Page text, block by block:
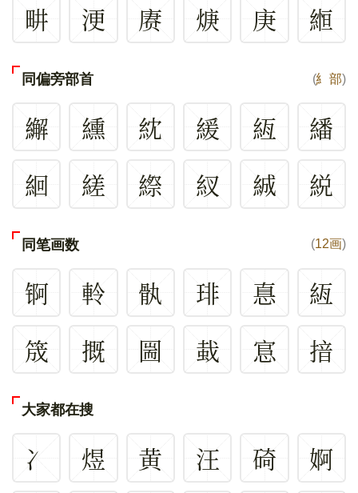
畊
浭 赓 焿 庚 縆
同偏旁部首 (糹部)
繲 纁 紞 緩 絚
繙
絗
縒 縩 紁 絾 綐
同笔画数 (12画)
锕 軨 骫 琲 惪
絚
筬
摡 圌 蛓 悹 揞
大家都在搜
冫 煜 黄 汪 碕 婀